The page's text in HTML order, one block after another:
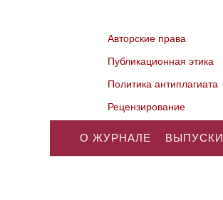
Авторские права
Публикационная этика
Политика антиплагиата
Рецензирование
О ЖУРНАЛЕ ВЫПУСКИ